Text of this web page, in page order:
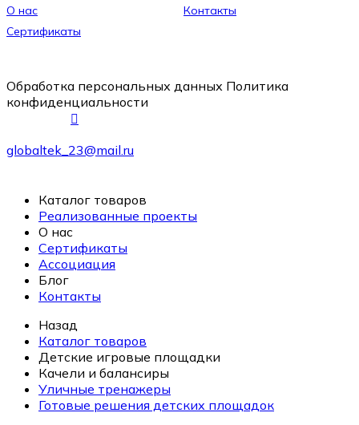
О нас
Контакты
Сертификаты
Обработка персональных данных Политика
конфиденциальности
globaltek_23@mail.ru
Каталог товаров
Реализованные проекты
О нас
Сертификаты
Ассоциация
Блог
Контакты
Назад
Каталог товаров
Детские игровые площадки
Качели и балансиры
Уличные тренажеры
Готовые решения детских площадок